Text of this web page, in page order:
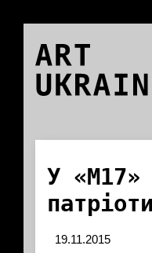
ART
У «М17»
19.11.2015